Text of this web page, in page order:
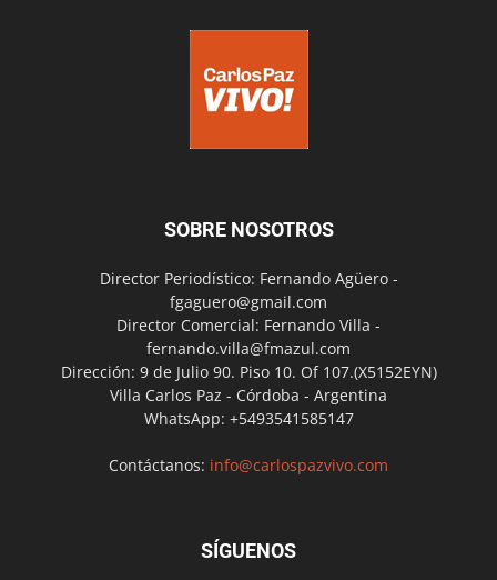
SOBRE NOSOTROS
Director Periodístico: Fernando Agüero -
fgaguero@gmail.com
Director Comercial: Fernando Villa -
fernando.villa@fmazul.com
Dirección: 9 de Julio 90. Piso 10. Of 107.(X5152EYN)
Villa Carlos Paz - Córdoba - Argentina
WhatsApp: +5493541585147
Contáctanos: info@carlospazvivo.com
SÍGUENOS